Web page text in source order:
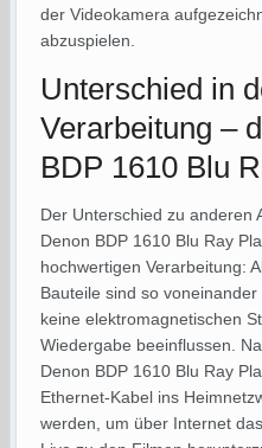
der Videokamera
abzuspielen.
Unterschied in
Verarbeitung –
BDP 1610 Blu
Der Unterschied zu anderen
Denon BDP 1610 Blu Ray
hochwertigen Verarbeitung:
Bauteile sind so
keine elektromagnetischen
Wiedergabe beeinflussen.
Denon BDP 1610 Blu Ray
Ethernet-Kabel ins
werden, um über Internet